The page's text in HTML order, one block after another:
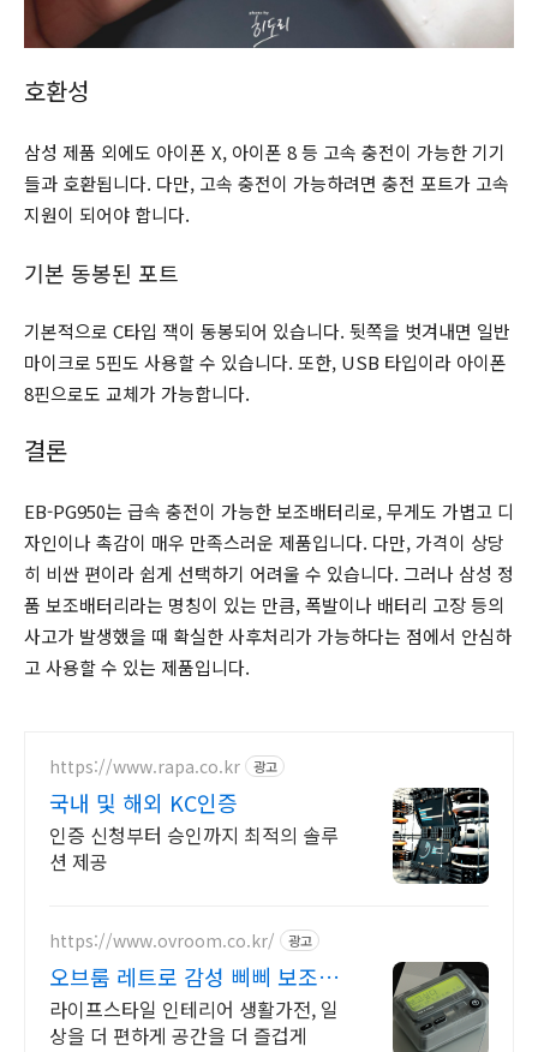
호환성
삼성 제품 외에도 아이폰 X, 아이폰 8 등 고속 충전이 가능한 기기
들과 호환됩니다. 다만, 고속 충전이 가능하려면 충전 포트가 고속
지원이 되어야 합니다.
기본 동봉된 포트
기본적으로 C타입 잭이 동봉되어 있습니다. 뒷쪽을 벗겨내면 일반
마이크로 5핀도 사용할 수 있습니다. 또한, USB 타입이라 아이폰
8핀으로도 교체가 가능합니다.
결론
EB-PG950는 급속 충전이 가능한 보조배터리로, 무게도 가볍고 디
자인이나 촉감이 매우 만족스러운 제품입니다. 다만, 가격이 상당
히 비싼 편이라 쉽게 선택하기 어려울 수 있습니다. 그러나 삼성 정
품 보조배터리라는 명칭이 있는 만큼, 폭발이나 배터리 고장 등의
사고가 발생했을 때 확실한 사후처리가 가능하다는 점에서 안심하
고 사용할 수 있는 제품입니다.
https://www.rapa.co.kr 광고
국내 및 해외 KC인증
인증 신청부터 승인까지 최적의 솔루
션 제공
https://www.ovroom.co.kr/ 광고
오브룸 레트로 감성 삐삐 보조배
터리
라이프스타일 인테리어 생활가전, 일
상을 더 편하게 공간을 더 즐겁게